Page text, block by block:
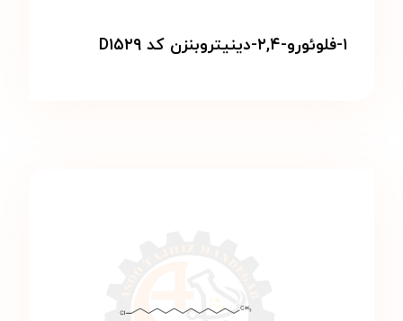
۱-فلوئورو-۲,۴-دینیتروبنزن کد D۱۵۲۹